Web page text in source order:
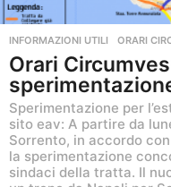
INFORMAZIONI UTILI ,ORARI
Orari
Sperimentazione per
sito eav: A partire da
Sorrento, in accordo
la sperimentazione
sindaci della tratta. Il